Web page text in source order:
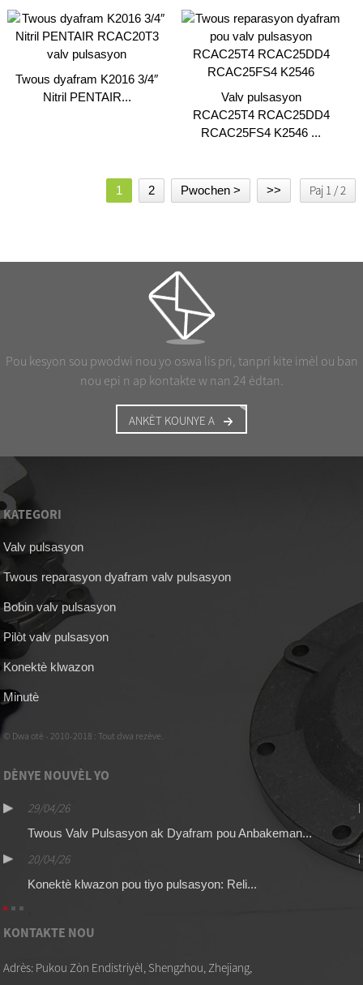
Twous dyafram K2016 3/4″
Nitril PENTAIR...
Valv pulsasyon
RCAC25T4 RCAC25DD4
RCAC25FS4 K2546 ...
1 2 Pwochen > >> Paj 1 / 2
Pou kesyon sou pwodwi nou yo oswa lis pri, tanpri kite imèl ou ban
nou epi n ap kontakte w nan 24 èdtan.
ANKÈT KOUNYE A
KATEGORI
Valv pulsasyon
Twous reparasyon dyafram valv pulsasyon
Bobin valv pulsasyon
Pilòt valv pulsasyon
Konektè klwazon
Minutè
© Dwa otè - 2010-2018 : Tout dwa rezève.
DÈNYE NOUVÈL YO
29/04/26
Twous Valv Pulsasyon ak Dyafram pou Anbakeman...
20/04/26
Konektè klwazon pou tiyo pulsasyon: Reli...
KONTAKTE NOU
Adrès: Pukou Zòn Endistriyèl, Shengzhou, Zhejiang,